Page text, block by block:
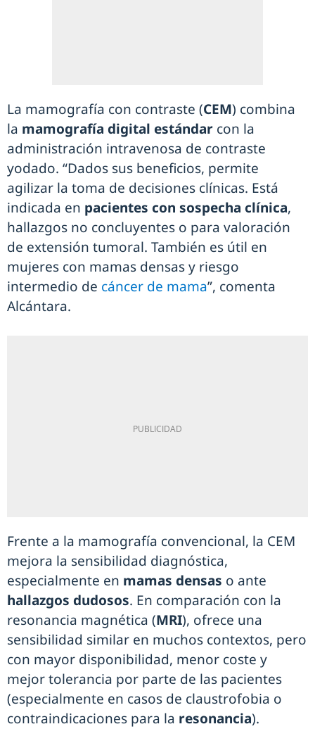
La mamografía con contraste (CEM) combina
la mamografía digital estándar con la
administración intravenosa de contraste
yodado. “Dados sus beneficios, permite
agilizar la toma de decisiones clínicas. Está
indicada en pacientes con sospecha clínica,
hallazgos no concluyentes o para valoración
de extensión tumoral. También es útil en
mujeres con mamas densas y riesgo
intermedio de cáncer de mama”, comenta
Alcántara.
Frente a la mamografía convencional, la CEM
mejora la sensibilidad diagnóstica,
especialmente en mamas densas o ante
hallazgos dudosos. En comparación con la
resonancia magnética (MRI), ofrece una
sensibilidad similar en muchos contextos, pero
con mayor disponibilidad, menor coste y
mejor tolerancia por parte de las pacientes
(especialmente en casos de claustrofobia o
contraindicaciones para la resonancia).